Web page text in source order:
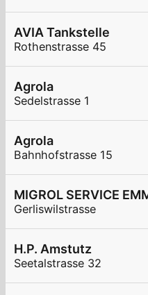
AVIA Tankstelle
Rothenstrasse 45
Agrola
Sedelstrasse 1
Agrola
Bahnhofstrasse 15
Gerliswilstrasse
H.P. Amstutz
Seetalstrasse 32